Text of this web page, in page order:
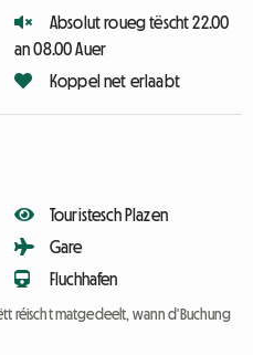
Absolut roueg tëscht 22.00
an 08.00 Auer
Koppel net erlaabt
Touristesch Plazen
Gare
Fluchhafen
réischt matgedeelt, wann d'Buchung